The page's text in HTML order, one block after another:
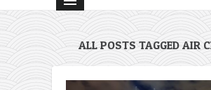
ALL POSTS TAGGED AIR